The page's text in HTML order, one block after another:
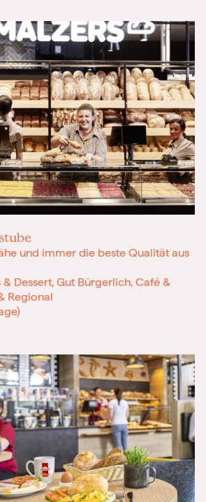
und immer die beste Qualität aus
& Dessert, Gut Bürgerlich, Café &
Regional